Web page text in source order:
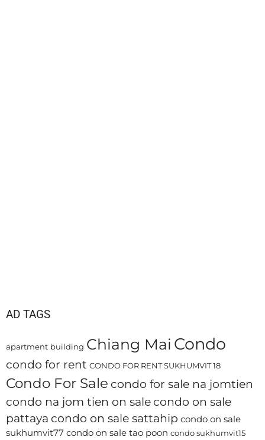
AD TAGS
apartment building Chiang Mai Condo
condo for rent CONDO FOR RENT SUKHUMVIT 18
Condo For Sale condo for sale na jomtien
condo na jom tien on sale condo on sale
pattaya condo on sale sattahip condo on sale
sukhumvit77 condo on sale tao poon condo sukhumvit15